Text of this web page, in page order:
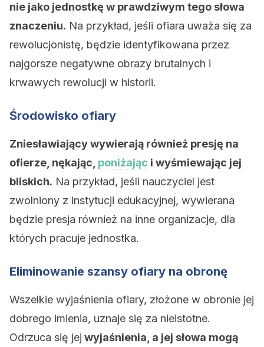
nie jako jednostkę w prawdziwym tego słowa
znaczeniu. Na przykład, jeśli ofiara uważa się za
rewolucjonistę, będzie identyfikowana przez
najgorsze negatywne obrazy brutalnych i
krwawych rewolucji w historii.
Środowisko ofiary
Zniesławiający wywierają również presję na
ofierze, nękając, poniżając i wyśmiewając jej
bliskich. Na przykład, jeśli nauczyciel jest
zwolniony z instytucji edukacyjnej, wywierana
będzie presja również na inne organizacje, dla
których pracuje jednostka.
Eliminowanie szansy ofiary na obronę
Wszelkie wyjaśnienia ofiary, złożone w obronie jej
dobrego imienia, uznaje się za nieistotne.
Odrzuca się jej wyjaśnienia, a jej słowa mogą